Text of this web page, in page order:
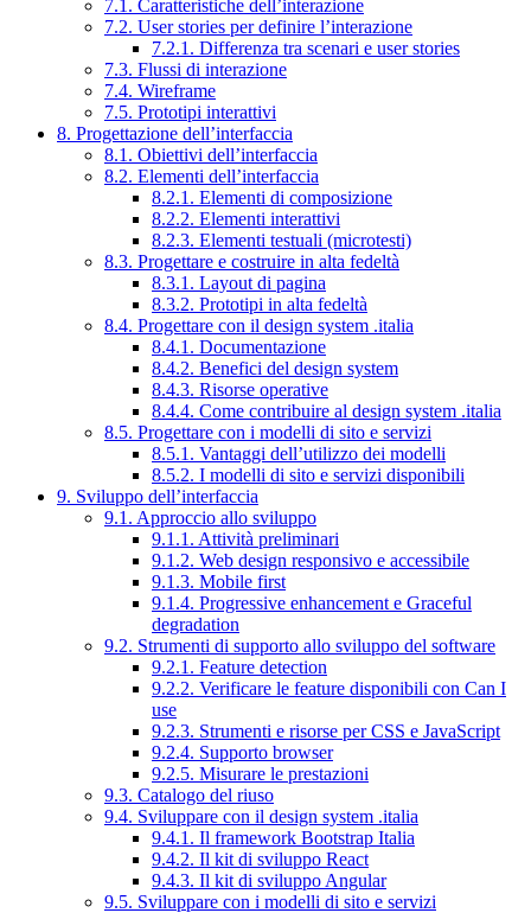
7.1. Caratteristiche dell’interazione
7.2. User stories per definire l’interazione
7.2.1. Differenza tra scenari e user stories
7.3. Flussi di interazione
7.4. Wireframe
7.5. Prototipi interattivi
8. Progettazione dell’interfaccia
8.1. Obiettivi dell’interfaccia
8.2. Elementi dell’interfaccia
8.2.1. Elementi di composizione
8.2.2. Elementi interattivi
8.2.3. Elementi testuali (microtesti)
8.3. Progettare e costruire in alta fedeltà
8.3.1. Layout di pagina
8.3.2. Prototipi in alta fedeltà
8.4. Progettare con il design system .italia
8.4.1. Documentazione
8.4.2. Benefici del design system
8.4.3. Risorse operative
8.4.4. Come contribuire al design system .italia
8.5. Progettare con i modelli di sito e servizi
8.5.1. Vantaggi dell’utilizzo dei modelli
8.5.2. I modelli di sito e servizi disponibili
9. Sviluppo dell’interfaccia
9.1. Approccio allo sviluppo
9.1.1. Attività preliminari
9.1.2. Web design responsivo e accessibile
9.1.3. Mobile first
9.1.4. Progressive enhancement e Graceful
degradation
9.2. Strumenti di supporto allo sviluppo del software
9.2.1. Feature detection
9.2.2. Verificare le feature disponibili con Can I
use
9.2.3. Strumenti e risorse per CSS e JavaScript
9.2.4. Supporto browser
9.2.5. Misurare le prestazioni
9.3. Catalogo del riuso
9.4. Sviluppare con il design system .italia
9.4.1. Il framework Bootstrap Italia
9.4.2. Il kit di sviluppo React
9.4.3. Il kit di sviluppo Angular
9.5. Sviluppare con i modelli di sito e servizi